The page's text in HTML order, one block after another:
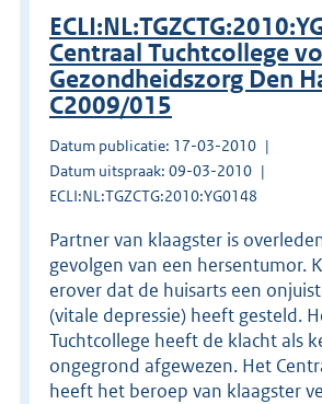
Centraal Tuchtcollege
Gezondheidszorg Den
C2009/015
Datum publicatie: 17-03-2010
Datum uitspraak: 09-03-2010
ECLI:NL:TGZCTG:2010:YG0148
Partner van klaagster is
gevolgen van een hersentumor.
erover dat de huisarts een
(vitale depressie) heeft gesteld.
Tuchtcollege heeft de klacht als
ongegrond afgewezen. Het
heeft het beroep van klaagster